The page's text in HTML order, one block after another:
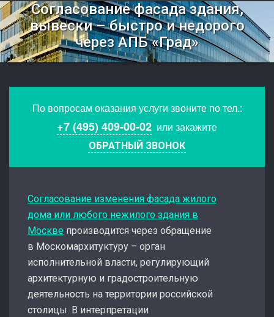
Согласование фасада здания,
вывески – быстро и недорого
через АПБ «Град»
По вопросам оказания услуги звоните по тел.:
+7 (495) 409-00-02 или закажите
ОБРАТНЫЙ ЗВОНОК
Согласование изменения фасада жилого
дома или любого нежилого здания в
Москве производится через обращение
в Москомархитуктуру – орган
исполнительной власти, регулирующий
архитектурную и градостроительную
деятельность на территории российской
столицы. В интерпретации